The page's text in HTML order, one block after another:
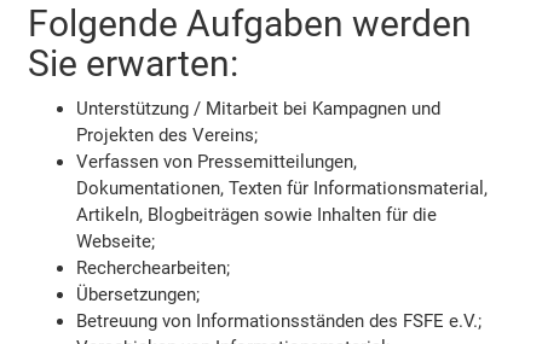
Folgende Aufgaben werden
Sie erwarten:
Unterstützung / Mitarbeit bei Kampagnen und
Projekten des Vereins;
Verfassen von Pressemitteilungen,
Dokumentationen, Texten für Informationsmaterial,
Artikeln, Blogbeiträgen sowie Inhalten für die
Webseite;
Recherchearbeiten;
Übersetzungen;
Betreuung von Informationsständen des FSFE e.V.;